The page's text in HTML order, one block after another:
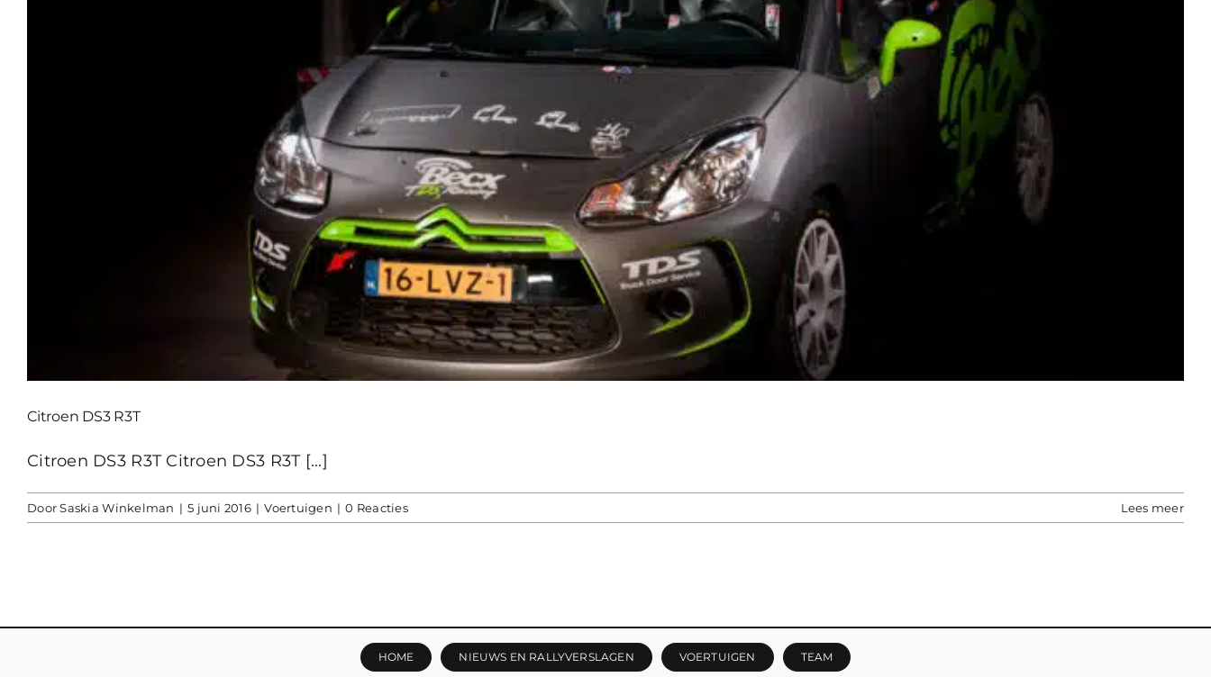
Citroen DS3 R3T
Citroen DS3 R3T Citroen DS3 R3T [...]
DoorSaskia Winkelman | 5 juni 2016 | Voertuigen | 0 Reacties Lees meer
HOME NIEUWS EN RALLYVERSLAGEN VOERTUIGEN TEAM